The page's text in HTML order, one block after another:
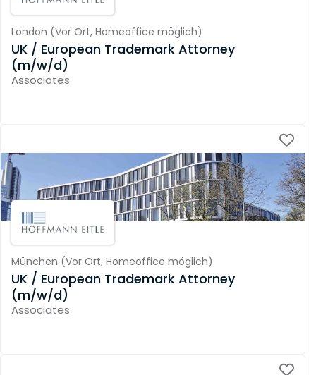
London (Vor Ort, Homeoffice möglich)
UK / European Trademark Attorney
(m/w/d)
Associates
München (Vor Ort, Homeoffice möglich)
UK / European Trademark Attorney
(m/w/d)
Associates